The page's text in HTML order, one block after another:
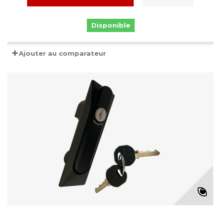
Disponible
Ajouter au comparateur